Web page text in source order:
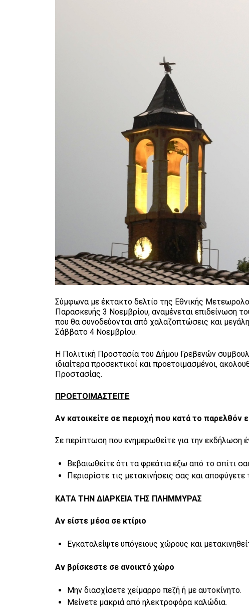
Σύμφωνα με έκτακτο δελτίο της Εθνικής
Παρασκευής 3 Νοεμβρίου, αναμένεται επιδείνωση
που θα συνοδεύονται από χαλαζοπτώσεις και
Σάββατο 4 Νοεμβρίου.
Η Πολιτική Προστασία του Δήμου Γρεβενών
ιδιαίτερα προσεκτικοί και προετοιμασμένοι,
Προστασίας.
ΠΡΟΕΤΟΙΜΑΣΤΕΙΤΕ
Αν κατοικείτε σε περιοχή που κατά το παρελθόν
Σε περίπτωση που ενημερωθείτε για την εκδήλωση
Βεβαιωθείτε ότι τα φρεάτια έξω από το σπίτι
Περιορίστε τις μετακινήσεις σας και
ΚΑΤΑ ΤΗΝ ΔΙΑΡΚΕΙΑ ΤΗΣ ΠΛΗΜΜΥΡΑΣ
Αν είστε μέσα σε κτίριο
Εγκαταλείψτε υπόγειους χώρους και
Αν βρίσκεστε σε ανοικτό χώρο
Μην διασχίσετε χείμαρρο πεζή ή με αυτοκίνητο.
Μείνετε μακριά από ηλεκτροφόρα καλώδια.